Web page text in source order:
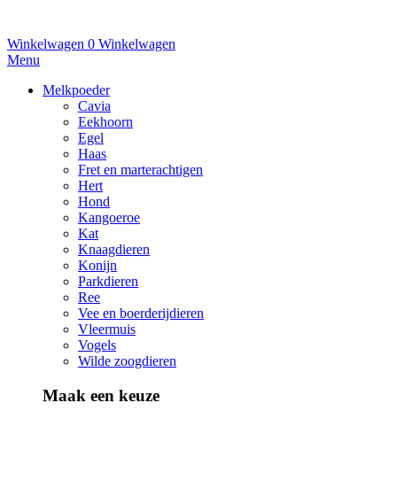
Winkelwagen 0 Winkelwagen
Menu
Melkpoeder
Cavia
Eekhoorn
Egel
Haas
Fret en marterachtigen
Hert
Hond
Kangoeroe
Kat
Knaagdieren
Konijn
Parkdieren
Ree
Vee en boerderijdieren
Vleermuis
Vogels
Wilde zoogdieren
Maak een keuze